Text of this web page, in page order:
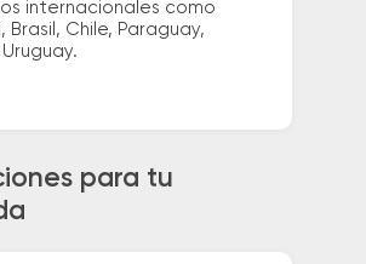
internacionales como
Brasil, Chile, Paraguay,
Uruguay.
para tu